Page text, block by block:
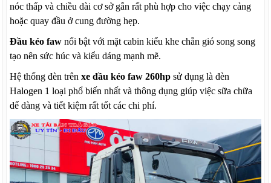
nóc thấp và chiều dài cơ sở gắn rất phù hợp cho việc chạy cảng
hoặc quay đầu ở cung đường hẹp.
Đầu kéo faw nổi bật với mặt cabin kiểu khe chắn gió song song
tạo nên sức húc và kiểu dáng mạnh mẽ.
Hệ thống đèn trênxe đầu kéo faw 260hp sử dụng là đèn
Halogen 1 loại phổ biến nhất và thông dụng giúp việc sữa chữa
dể dàng và tiết kiệm rất tốt các chi phí.